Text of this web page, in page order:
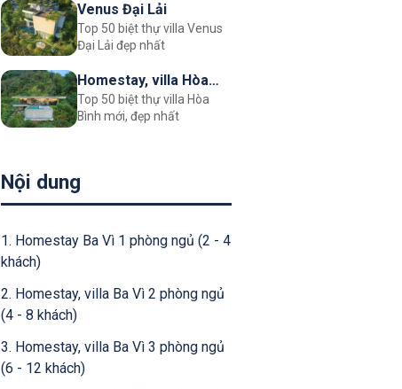
Venus Đại Lải
Top 50 biệt thự villa Venus
Đại Lải đẹp nhất
Homestay, villa Hòa
Bình
Top 50 biệt thự villa Hòa
Bình mới, đẹp nhất
Nội dung
1. Homestay Ba Vì 1 phòng ngủ (2 - 4
khách)
2. Homestay, villa Ba Vì 2 phòng ngủ
(4 - 8 khách)
3. Homestay, villa Ba Vì 3 phòng ngủ
(6 - 12 khách)